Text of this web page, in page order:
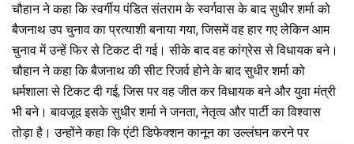
चौहान ने कहा कि स्वर्गीय पंडित संतराम के स्वर्गवास के बाद सुधीर शर्मा को
बैजनाथ उप चुनाव का प्रत्याशी बनाया गया, जिसमें वह हार गए लेकिन आम
चुनाव में उन्हें फिर से टिकट दी गई। सीके बाद वह कांग्रेस से विधायक बने।
चौहान ने कहा कि बैजनाथ की सीट रिजर्व होने के बाद सुधीर शर्मा को
धर्मशाला से टिकट दी गई, जिस पर वह जीत कर विधायक बने और युवा मंत्री
भी बने। बावजूद इसके सुधीर शर्मा ने जनता, नेतृत्व और पार्टी का विश्वास
तोड़ा है। उन्होंने कहा कि एंटी डिफेक्शन कानून का उल्लंघन करने पर